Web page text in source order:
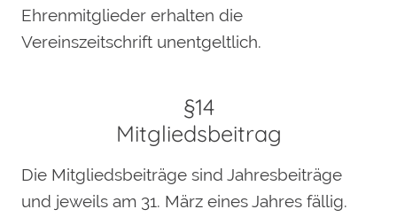
Ehrenmitglieder erhalten die
Vereinszeitschrift unentgeltlich.
§14
Mitgliedsbeitrag
Die Mitgliedsbeiträge sind Jahresbeiträge
und jeweils am 31. März eines Jahres fällig.